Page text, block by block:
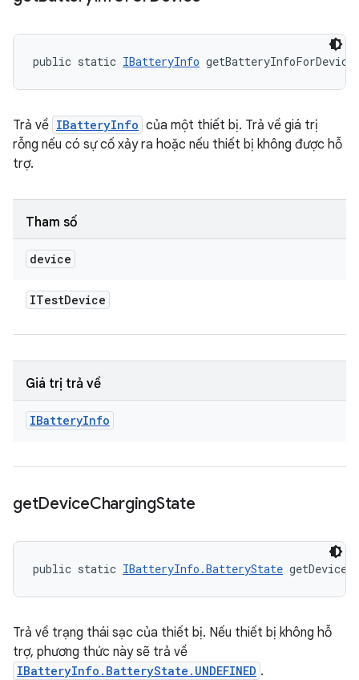
public static IBatteryInfo
Trả về IBatteryInfo của một thiết bị. Trả về giá trị
rỗng nếu có sự cố xảy ra hoặc nếu thiết bị không được hỗ
trợ.
Tham số
device
ITestDevice
Giá trị trả về
IBatteryInfo
getDeviceChargingState
public static IBatteryInfo.BatteryState
Trả về trạng thái sạc của thiết bị. Nếu thiết bị không hỗ
trợ, phương thức này sẽ trả về
IBatteryInfo.BatteryState.UNDEFINED .